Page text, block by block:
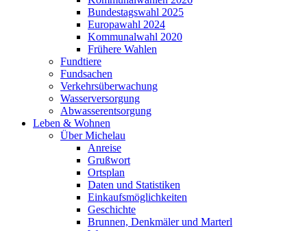
Bundestagswahl 2025
Europawahl 2024
Kommunalwahl 2020
Frühere Wahlen
Fundtiere
Fundsachen
Verkehrsüberwachung
Wasserversorgung
Abwasserentsorgung
Leben & Wohnen
Über Michelau
Anreise
Grußwort
Ortsplan
Daten und Statistiken
Einkaufsmöglichkeiten
Geschichte
Brunnen, Denkmäler und Marterl